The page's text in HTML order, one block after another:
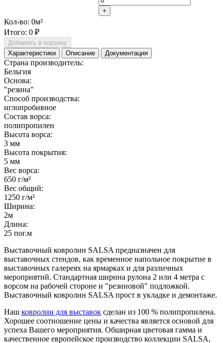
+
Кол-во: 0м²
Итого: 0 ₽
Добавить в корзину
Характеристики
Описание Документация
Страна производитель:
Бельгия
Основа:
"резина"
Способ производства:
иглопробивное
Состав ворса:
полипропилен
Высота ворса:
3 мм
Высота покрытия:
5 мм
Вес ворса:
650 г/м²
Вес общий:
1250 г/м²
Ширина:
2м
Длина:
25 пог.м
Выставочный ковролин SALSA предназначен для
выставочных стендов, как временное напольное покрытие в
выставочных галереях на ярмарках и для различных
мероприятий. Стандартная ширина рулона 2 или 4 метра с
ворсом на рабочей стороне и "резиновой" подложкой.
Выставочный ковролин SALSA прост в укладке и демонтаже.
Наш ковролин для выставок сделан из 100 % полипропилена.
Хорошее соотношение цены и качества является основой для
успеха Вашего мероприятия. Обширная цветовая гамма и
качественное европейское производство коллекции SALSA,